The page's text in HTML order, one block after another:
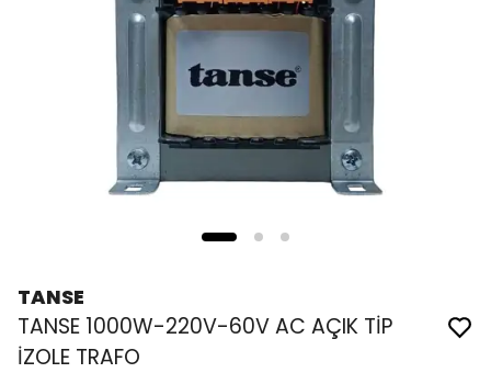
TANSE
TANSE 1000W-220V-60V AC AÇIK TİP
İZOLE TRAFO